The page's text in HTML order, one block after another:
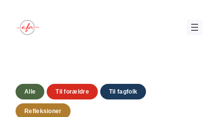
indhold
Alle Til forældre Til fagfolk
Refleksioner